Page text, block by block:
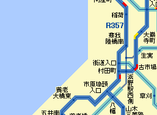
表示設定
混雑 渋滞 通行止め